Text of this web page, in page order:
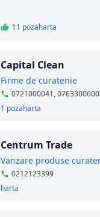
1 1 pozaharta
Capital Clean
Firme de curatenie
0721000041, 0763300600
1 pozaharta
Centrum Trade
Vanzare produse
0212123399
harta